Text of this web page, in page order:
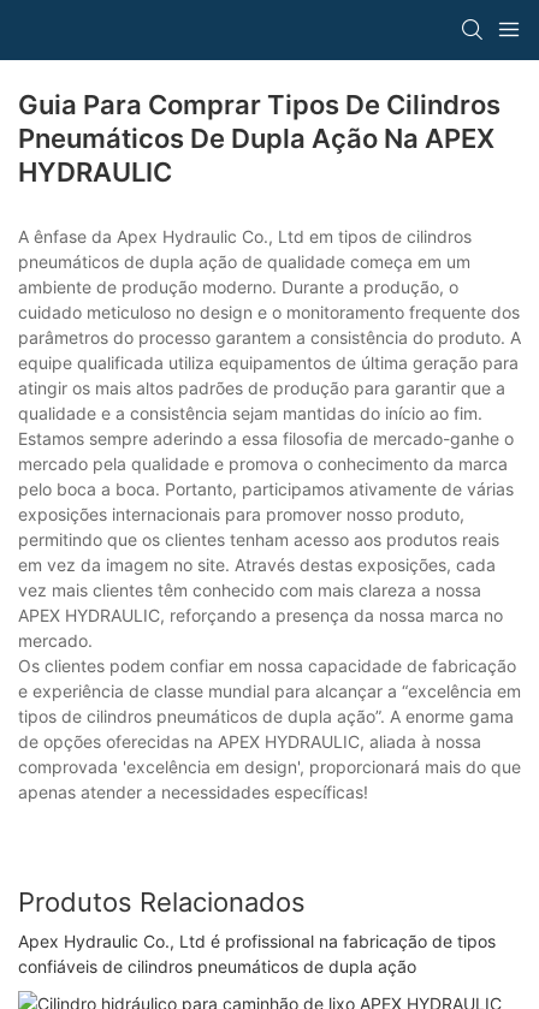
Guia Para Comprar Tipos De Cilindros
Pneumáticos De Dupla Ação Na APEX
HYDRAULIC
A ênfase da Apex Hydraulic Co., Ltd em tipos de cilindros
pneumáticos de dupla ação de qualidade começa em um
ambiente de produção moderno. Durante a produção, o
cuidado meticuloso no design e o monitoramento frequente dos
parâmetros do processo garantem a consistência do produto. A
equipe qualificada utiliza equipamentos de última geração para
atingir os mais altos padrões de produção para garantir que a
qualidade e a consistência sejam mantidas do início ao fim.
Estamos sempre aderindo a essa filosofia de mercado-ganhe o
mercado pela qualidade e promova o conhecimento da marca
pelo boca a boca. Portanto, participamos ativamente de várias
exposições internacionais para promover nosso produto,
permitindo que os clientes tenham acesso aos produtos reais
em vez da imagem no site. Através destas exposições, cada
vez mais clientes têm conhecido com mais clareza a nossa
APEX HYDRAULIC, reforçando a presença da nossa marca no
mercado.
Os clientes podem confiar em nossa capacidade de fabricação
e experiência de classe mundial para alcançar a “excelência em
tipos de cilindros pneumáticos de dupla ação”. A enorme gama
de opções oferecidas na APEX HYDRAULIC, aliada à nossa
comprovada 'excelência em design', proporcionará mais do que
apenas atender a necessidades específicas!
Produtos Relacionados
Apex Hydraulic Co., Ltd é profissional na fabricação de tipos
confiáveis ​​de cilindros pneumáticos de dupla ação